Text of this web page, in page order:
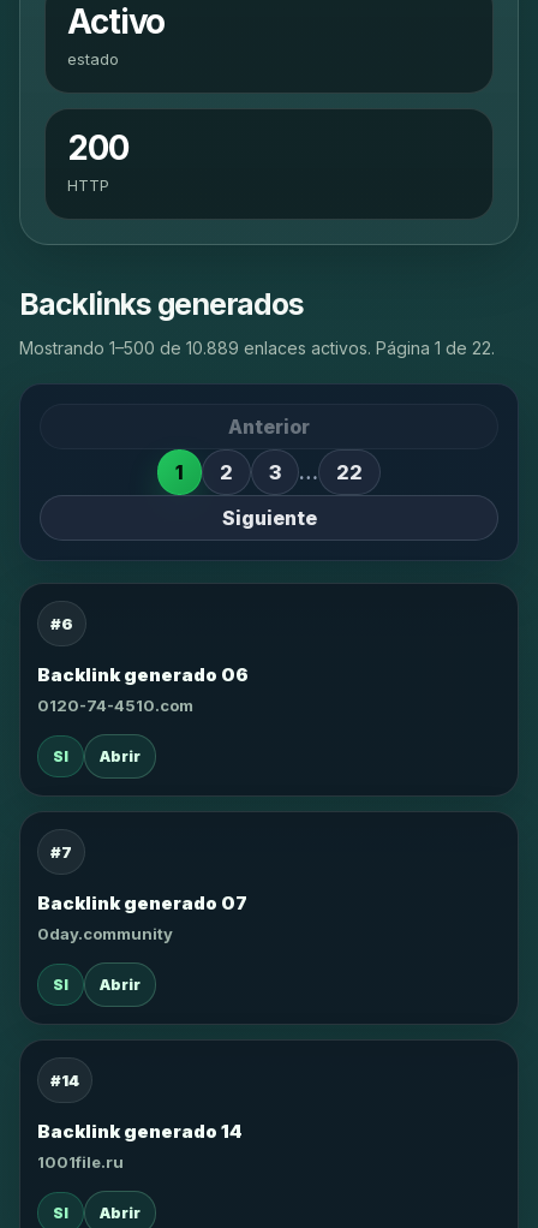
Activo
estado
200
HTTP
Backlinks generados
Mostrando 1–500 de 10.889 enlaces activos. Página 1 de 22.
Anterior
1
2 3 …
22
Siguiente
#6
Backlink generado 06
0120-74-4510.com
SI Abrir
#7
Backlink generado 07
0day.community
SI Abrir
#14
Backlink generado 14
1001file.ru
SI Abrir